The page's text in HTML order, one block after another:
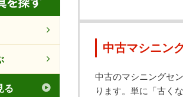
中古マシニン
中古のマシニングセ
ります。単に「古く
る